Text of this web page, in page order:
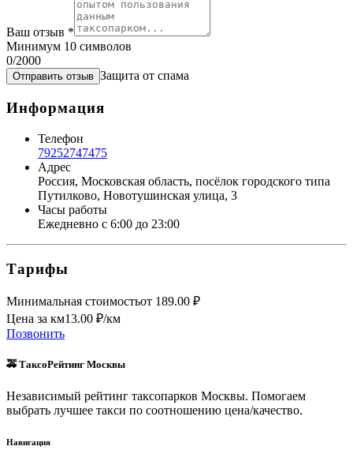
Ваш отзыв *
Минимум 10 символов
0/2000
Отправить отзыв Защита от спама
Информация
Телефон
79252747475
Адрес
Россия, Московская область, посёлок городского типа
Путилково, Новотушинская улица, 3
Часы работы
Ежедневно с 6:00 до 23:00
Тарифы
Минимальная стоимостьот 189.00 ₽
Цена за км13.00 ₽/км
Позвонить
🚕 ТаксоРейтинг Москвы
Независимый рейтинг таксопарков Москвы. Помогаем
выбрать лучшее такси по соотношению цена/качество.
Навигация